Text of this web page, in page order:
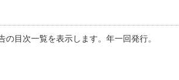
目次一覧を表示します。年一回発行。